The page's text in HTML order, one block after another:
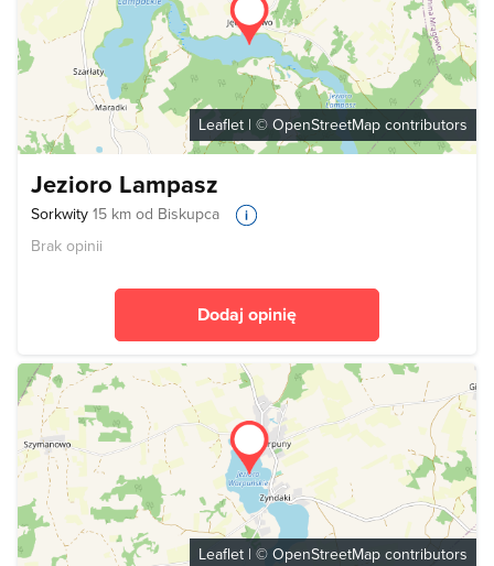
Leaflet | © OpenStreetMap contributors
Jezioro Lampasz
Sorkwity 15 km od Biskupca
Brak opinii
Dodaj opinię
Leaflet | © OpenStreetMap contributors